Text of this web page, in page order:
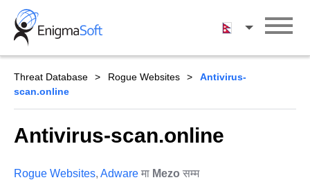
Skip
content
नेपाली
Threat Database Rogue Websites
Antivirus-
scan.online
Antivirus-scan.online
Rogue Websites, Adware मा Mezo सम्म